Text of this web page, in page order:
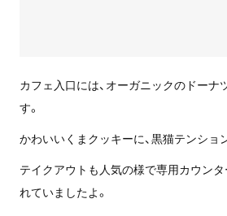
カフェ入口には、オーガニックのドーナ
す。
かわいいくまクッキーに、黒猫テンショ
テイクアウトも人気の様で専用カウン
れていましたよ。